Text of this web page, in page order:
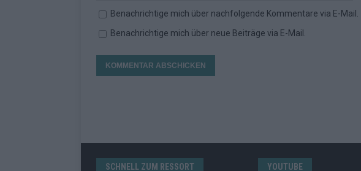
Benachrichtige mich über nachfolgende Kommentare via E-Mail.
Benachrichtige mich über neue Beiträge via E-Mail.
SCHNELL ZUM RESSORT YOUTUBE